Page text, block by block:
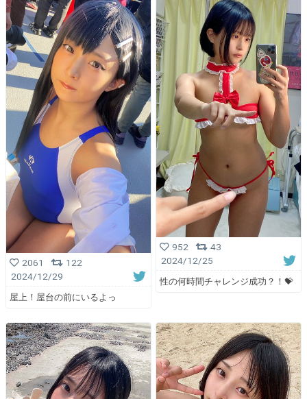
2061
122
2024/12/29
屋上！屋台の前にいるよっ
952
43
2024/12/25
性の何時間チャレンジ成功？！💝